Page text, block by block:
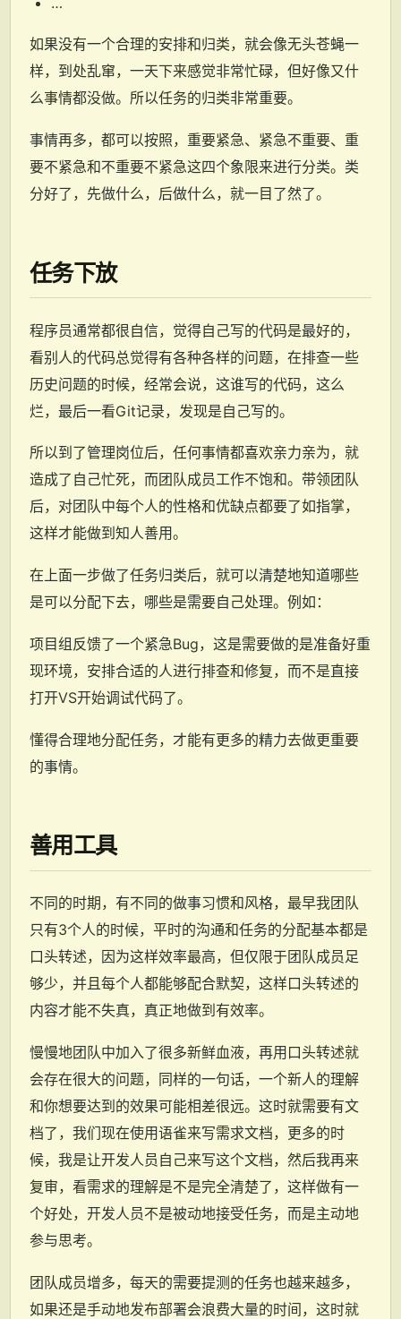
如果没有一个合理的安排和归类，就会像无头苍蝇一
样，到处乱窜，一天下来感觉非常忙碌，但好像又什
么事情都没做。所以任务的归类非常重要。
事情再多，都可以按照，重要紧急、紧急不重要、重
要不紧急和不重要不紧急这四个象限来进行分类。类
分好了，先做什么，后做什么，就一目了然了。
任务下放
程序员通常都很自信，觉得自己写的代码是最好的，
看别人的代码总觉得有各种各样的问题，在排查一些
历史问题的时候，经常会说，这谁写的代码，这么
烂，最后一看Git记录，发现是自己写的。
所以到了管理岗位后，任何事情都喜欢亲力亲为，就
造成了自己忙死，而团队成员工作不饱和。带领团队
后，对团队中每个人的性格和优缺点都要了如指掌，
这样才能做到知人善用。
在上面一步做了任务归类后，就可以清楚地知道哪些
是可以分配下去，哪些是需要自己处理。例如：
项目组反馈了一个紧急Bug，这是需要做的是准备好重
现环境，安排合适的人进行排查和修复，而不是直接
打开VS开始调试代码了。
懂得合理地分配任务，才能有更多的精力去做更重要
的事情。
善用工具
不同的时期，有不同的做事习惯和风格，最早我团队
只有3个人的时候，平时的沟通和任务的分配基本都是
口头转述，因为这样效率最高，但仅限于团队成员足
够少，并且每个人都能够配合默契，这样口头转述的
内容才能不失真，真正地做到有效率。
慢慢地团队中加入了很多新鲜血液，再用口头转述就
会存在很大的问题，同样的一句话，一个新人的理解
和你想要达到的效果可能相差很远。这时就需要有文
档了，我们现在使用语雀来写需求文档，更多的时
候，我是让开发人员自己来写这个文档，然后我再来
复审，看需求的理解是不是完全清楚了，这样做有一
个好处，开发人员不是被动地接受任务，而是主动地
参与思考。
团队成员增多，每天的需要提测的任务也越来越多，
如果还是手动地发布部署会浪费大量的时间，这时就